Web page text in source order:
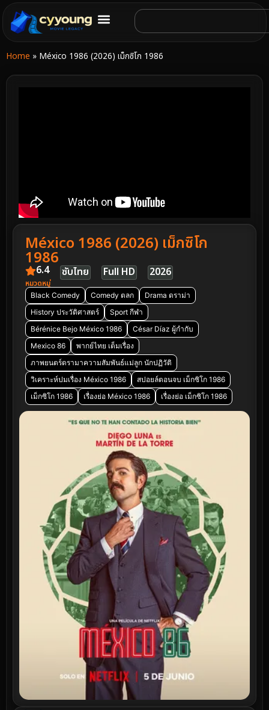
Home » México 1986 (2026) เม็กซิโก 1986
México 1986 (2026) เม็กซิโก
1986
6.4 ซับไทย Full HD 2026
หมวดหมู่
Black Comedy Comedy ตลก
Drama ดราม่า
History ประวัติศาสตร์
Sport กีฬา
Bérénice Bejo México 1986
César Díaz ผู้กำกับ
Mexico 86
พากย์ไทย เต็มเรื่อง
ภาพยนตร์ดรามาความสัมพันธ์แม่ลูก นักปฏิวัติ
วิเคราะห์ปมเรื่อง México 1986
สปอยล์ตอนจบ เม็กซิโก 1986
เม็กซิโก 1986
เรื่องย่อ México 1986 เรื่องย่อ เม็กซิโก 1986